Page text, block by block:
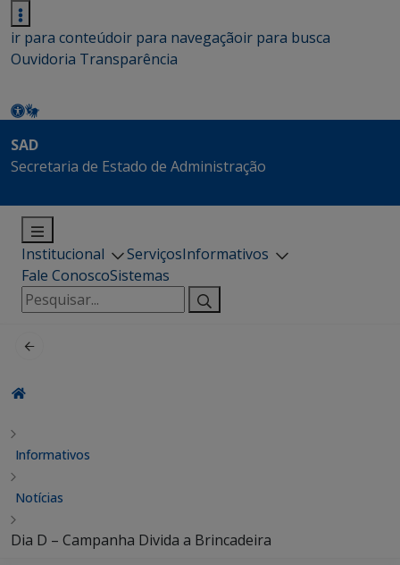
ir para conteúdoir para navegaçãoir para busca
Ouvidoria Transparência
SAD
Secretaria de Estado de Administração
Institucional ServiçosInformativos
Fale ConoscoSistemas
Pesquisar
por:
Informativos
Notícias
Dia D – Campanha Divida a Brincadeira